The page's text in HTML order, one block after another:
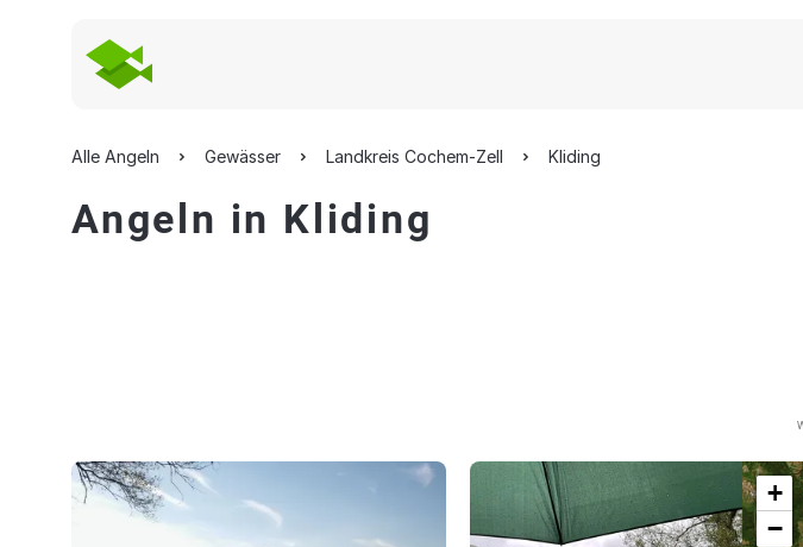
Alle Angeln Gewässer Landkreis Cochem-Zell Kliding
Angeln in Kliding
+
−